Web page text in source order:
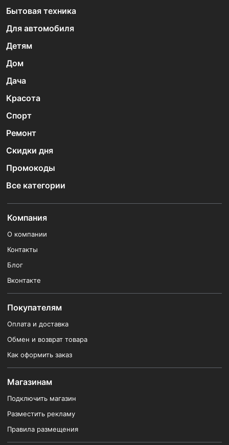
Бытовая техника
Для автомобиля
Детям
Дом
Дача
Красота
Спорт
Ремонт
Скидки дня
Промокоды
Все категории
Компания
О компании
Контакты
Блог
Вконтакте
Покупателям
Оплата и доставка
Обмен и возврат товара
Как оформить заказ
Магазинам
Подключить магазин
Разместить рекламу
Правила размещения